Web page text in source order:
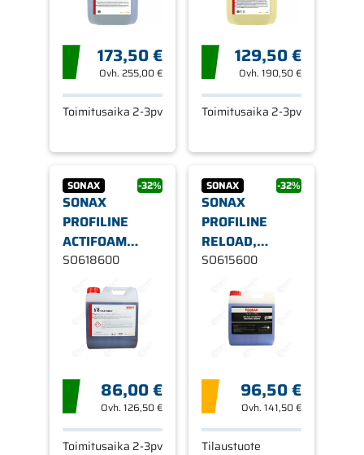
173,50 €
Ovh. 255,00 €
Toimitusaika 2-3pv
129,50 €
Ovh.190,50 €
Toimitusaika 2-3pv
SONAX -32%
SONAX
PROFILINE
ACTIFOAM
ENERGY,
SO618600
86,00 €
Ovh. 126,50 €
Toimitusaika 2-3pv
SONAX -32%
SONAX
PROFILINE
RELOAD,
PINNOITTAVA
SO615600
96,50 €
Ovh.141,50 €
Tilaustuote